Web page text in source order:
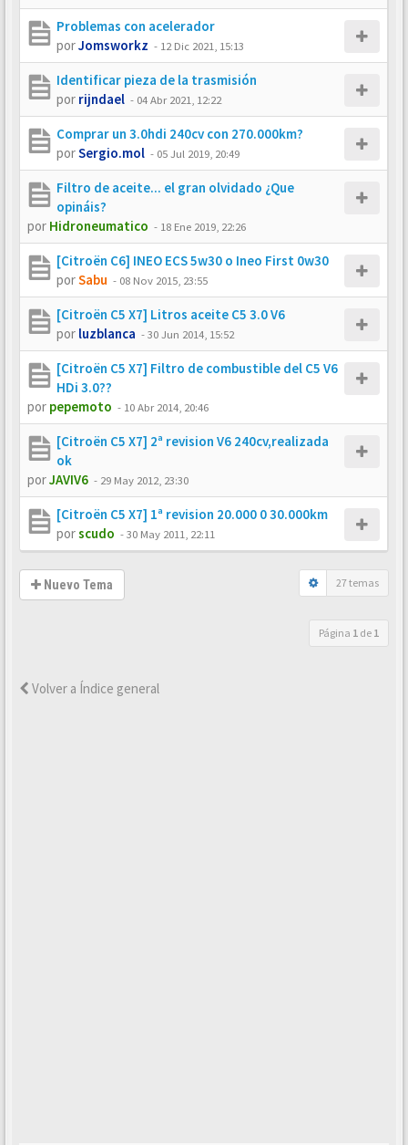
Problemas con acelerador
porJomsworkz - 12 Dic 2021, 15:13
Identificar pieza de la trasmisión
por rijndael - 04 Abr 2021, 12:22
Comprar un 3.0hdi 240cv con 270.000km?
porSergio.mol - 05 Jul 2019, 20:49
Filtro de aceite... el gran olvidado ¿Que
opináis?
por Hidroneumatico - 18 Ene 2019, 22:26
[Citroën C6] INEO ECS 5w30 o Ineo First 0w30
porSabu - 08 Nov 2015, 23:55
[Citroën C5 X7] Litros aceite C5 3.0 V6
por luzblanca -30 Jun 2014, 15:52
[Citroën C5 X7] Filtro de combustible del C5 V6
HDi 3.0??
por pepemoto - 10 Abr 2014, 20:46
[Citroën C5 X7] 2ª revision V6 240cv,realizada
ok
porJAVIV6 - 29 May 2012, 23:30
[Citroën C5 X7] 1ª revision 20.000 0 30.000km
porscudo -30 May 2011, 22:11
Nuevo Tema 27 temas
Página 1 de 1
Volver a Índice general